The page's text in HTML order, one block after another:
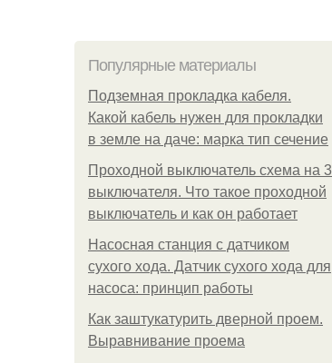
Популярные материалы
Подземная прокладка кабеля.
Какой кабель нужен для прокладки
в земле на даче: марка тип сечение
Проходной выключатель схема на 3
выключателя. Что такое проходной
выключатель и как он работает
Насосная станция с датчиком
сухого хода. Датчик сухого хода для
насоса: принцип работы
Как заштукатурить дверной проем.
Выравнивание проема